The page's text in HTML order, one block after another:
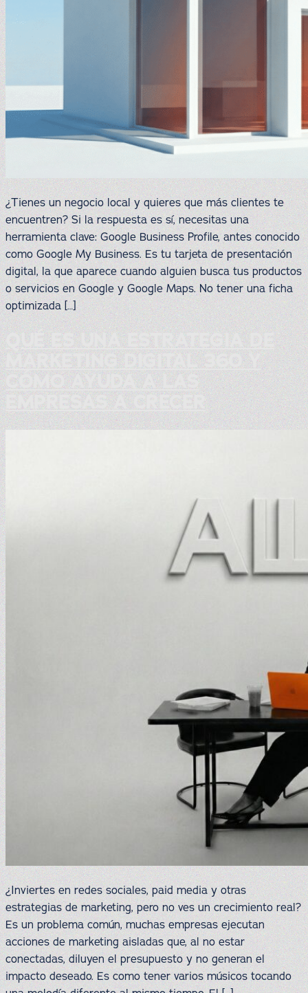
¿Tienes un negocio local y quieres que más clientes te
encuentren? Si la respuesta es sí, necesitas una
herramienta clave: Google Business Profile, antes conocido
como Google My Business. Es tu tarjeta de presentación
digital, la que aparece cuando alguien busca tus productos
o servicios en Google y Google Maps. No tener una ficha
optimizada […]
QUÉ ES UNA ESTRATEGIA DE
MARKETING DIGITAL 360 Y
CÓMO AYUDA A LAS
EMPRESAS A CRECER
¿Inviertes en redes sociales, paid media y otras
estrategias de marketing, pero no ves un crecimiento real?
Es un problema común, muchas empresas ejecutan
acciones de marketing aisladas que, al no estar
conectadas, diluyen el presupuesto y no generan el
impacto deseado. Es como tener varios músicos tocando